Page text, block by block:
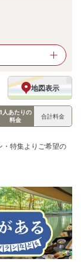
地図表示
1人あたりの
料金
合計料金
・特集よりご希望の